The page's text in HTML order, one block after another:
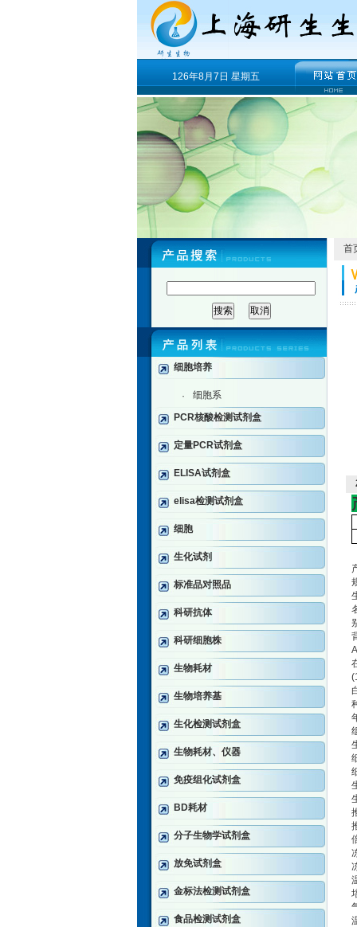
126年8月7日 星期五
细胞培养
·
细胞系
PCR核酸检测试剂盒
定量PCR试剂盒
ELISA试剂盒
elisa检测试剂盒
细胞
生化试剂
标准品对照品
科研抗体
科研细胞株
生物耗材
生物培养基
生化检测试剂盒
生物耗材、仪器
免疫组化试剂盒
BD耗材
分子生物学试剂盒
放免试剂盒
金标法检测试剂盒
食品检测试剂盒
首